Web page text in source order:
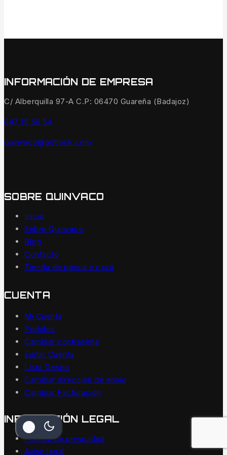
INFORMACIÓN DE EMPRESA
C/ Alberquilla 97-A C.P: 06470 Guareña (Badajoz)
647 15 56 54
quinvaco@outlook.com
SOBRE QUINVACO
Inicio
Sobre Quinvaco
Blog
Contacto
Tienda de pesca y caza
CUENTA
Mi Cuenta
Pedidos
Cambiar contraseña
Editar Cuenta
Lista Deseo
Cambiar dirección de envío
Cambiar Facturación
INFORMACIÓN LEGAL
Política de privacidad
Aviso legal